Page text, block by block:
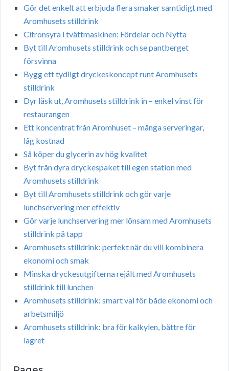
Gör det enkelt att erbjuda flera smaker samtidigt med
Aromhusets stilldrink
Citronsyra i tvättmaskinen: Fördelar och Nytta
Byt till Aromhusets stilldrink och se pantberget
försvinna
Bygg ett tydligt dryckeskoncept runt Aromhusets
stilldrink
Dyr läsk ut, Aromhusets stilldrink in – enkel vinst för
restaurangen
Ett koncentrat från Aromhuset – många serveringar,
låg kostnad
Så köper du glycerin av hög kvalitet
Byt från dyra dryckespaket till egen station med
Aromhusets stilldrink
Byt till Aromhusets stilldrink och gör varje
lunchservering mer effektiv
Gör varje lunchservering mer lönsam med Aromhusets
stilldrink på tapp
Aromhusets stilldrink: perfekt när du vill kombinera
ekonomi och smak
Minska dryckesutgifterna rejält med Aromhusets
stilldrink till lunchen
Aromhusets stilldrink: smart val för både ekonomi och
arbetsmiljö
Aromhusets stilldrink: bra för kalkylen, bättre för
lagret